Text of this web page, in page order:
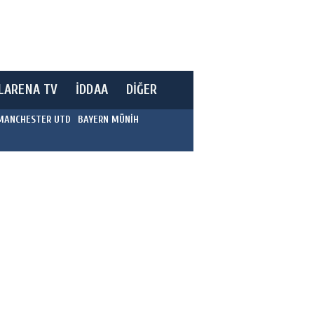
TV İDDAA DİĞER
UTD
BAYERN MÜNİH